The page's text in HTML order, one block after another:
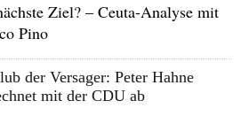
Ziel? – Ceuta-Analyse mit
Pino
der Versager: Peter Hahne
mit der CDU ab